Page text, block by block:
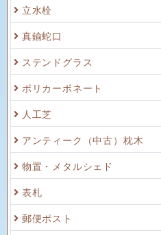
立水栓
真鍮蛇口
ステンドグラス
ポリカーボネート
人工芝
アンティーク（中古）枕木
物置・メタルシェド
表札
郵便ポスト